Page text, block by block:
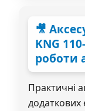
🎥
KNG
роботи
Практичні
додаткових